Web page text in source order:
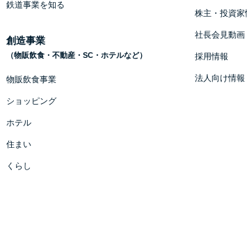
鉄道事業を知る
創造事業
（物販飲食・不動産・SC・ホテルなど）
物販飲食事業
ショッピング
ホテル
住まい
くらし
株主・投資家
社長会見動画
採用情報
法人向け情報